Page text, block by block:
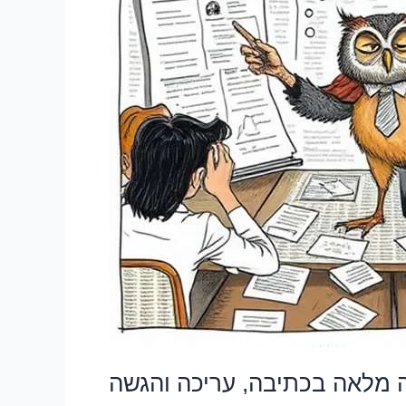
מלאה בכתיבה, עריכה והגשה